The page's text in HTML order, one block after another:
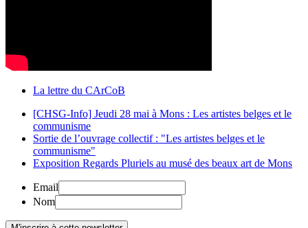
La lettre du CArCoB
[CHSG-Info] Jeudi 28 mai à Mons : Les artistes belges et le
communisme
Sortie de l’ouvrage collectif : "Les artistes belges et le
communisme"
Exposition Regards Pluriels au musé des beaux art de Mons
Email
Nom